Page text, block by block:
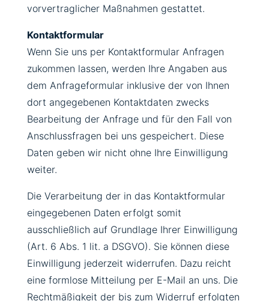
vorvertraglicher Maßnahmen gestattet.
Kontaktformular
Wenn Sie uns per Kontaktformular Anfragen
zukommen lassen, werden Ihre Angaben aus
dem Anfrageformular inklusive der von Ihnen
dort angegebenen Kontaktdaten zwecks
Bearbeitung der Anfrage und für den Fall von
Anschlussfragen bei uns gespeichert. Diese
Daten geben wir nicht ohne Ihre Einwilligung
weiter.
Die Verarbeitung der in das Kontaktformular
eingegebenen Daten erfolgt somit
ausschließlich auf Grundlage Ihrer Einwilligung
(Art. 6 Abs. 1 lit. a DSGVO). Sie können diese
Einwilligung jederzeit widerrufen. Dazu reicht
eine formlose Mitteilung per E-Mail an uns. Die
Rechtmäßigkeit der bis zum Widerruf erfolgten